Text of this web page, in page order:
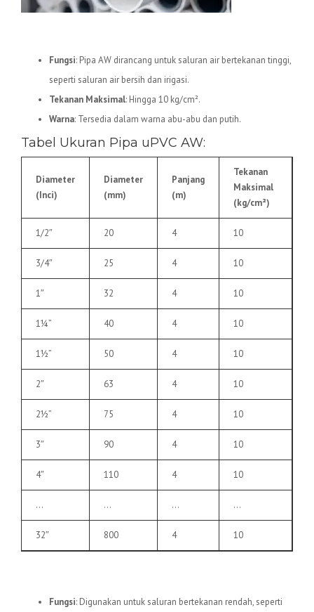
Fungsi: Pipa AW dirancang untuk saluran air bertekanan tinggi,
seperti saluran air bersih dan irigasi.
Tekanan Maksimal: Hingga 10 kg/cm².
Warna: Tersedia dalam warna abu-abu dan putih.
Tabel Ukuran Pipa uPVC AW:
Diameter
(Inci)
Diameter
(mm)
Panjang
(m)
Tekanan
Maksimal
(kg/cm²)
1/2″ 20 4 10
3/4″ 25 4 10
1″ 32 4 10
1¼” 40 4 10
1½” 50 4 10
2″ 63 4 10
2½” 75 4 10
3″ 90 4 10
4″ 110 4 10
… … … …
32″ 800 4 10
Fungsi: Digunakan untuk saluran bertekanan rendah, seperti